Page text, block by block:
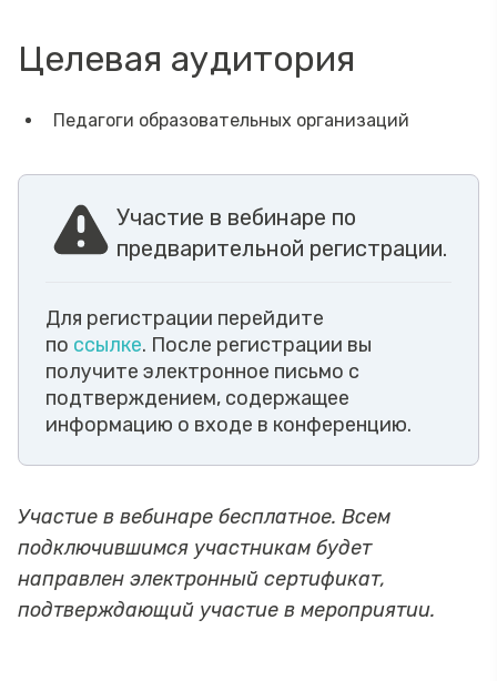
Целевая аудитория
Педагоги образовательных организаций
Участие в вебинаре по
предварительной регистрации.
Для регистрации перейдите
по ссылке. После регистрации вы
получите электронное письмо с
подтверждением, содержащее
информацию о входе в конференцию.
Участие в вебинаре бесплатное. Всем
подключившимся участникам будет
направлен электронный сертификат,
подтверждающий участие в мероприятии.